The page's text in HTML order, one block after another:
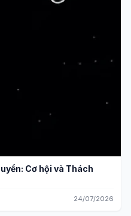
Cơ hội và Thách
24/07/2026